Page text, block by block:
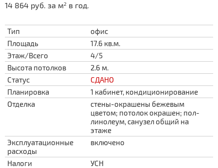
14 864 руб. за м2 в год.
Тип
офис
Площадь
17.6 кв.м.
Этаж/Всего
4/5
Высота потолков
2.6 м.
Статус
СДАНО
Планировка
1 кабинет, кондиционирование
Отделка
стены-окрашены бежевым
цветом; потолок окрашен; пол-
линолеум, санузел общий на
этаже
Эксплуатационные
расходы
включено
Налоги
УСН